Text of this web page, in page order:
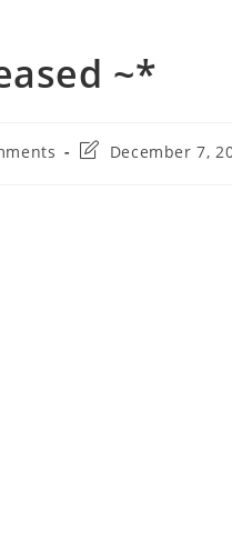
~*
PostDecember 7,